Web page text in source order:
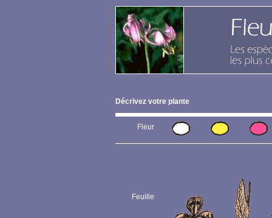
Décrivez votre plante
Fleur
Feuille